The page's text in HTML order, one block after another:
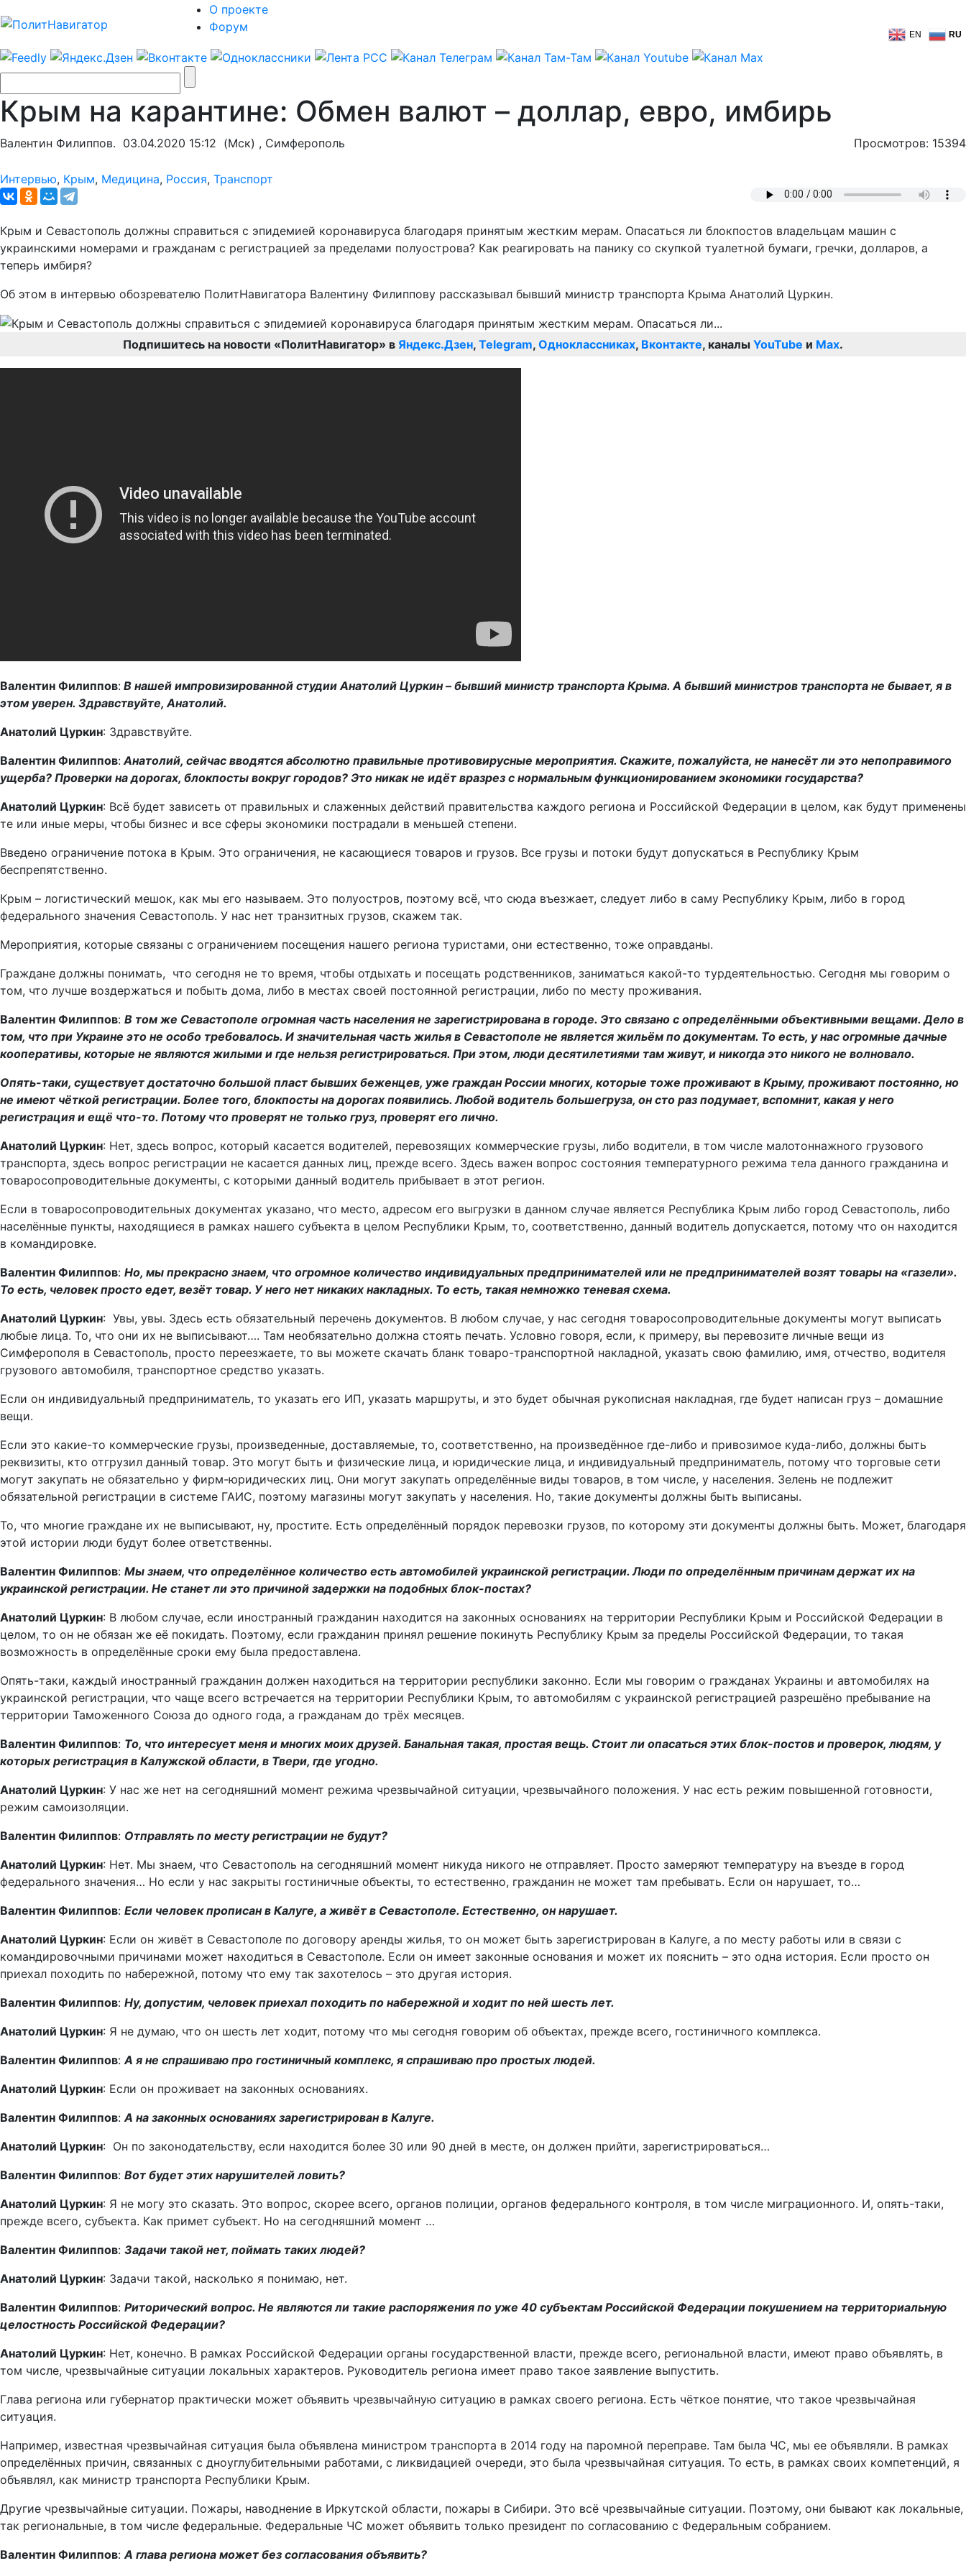
О проекте
Форум
EN RU
Крым на карантине: Обмен валют – доллар, евро, имбирь
Валентин Филиппов. 03.04.2020 15:12 (Мск) , Симферополь Просмотров: 15394
Интервью, Крым, Медицина, Россия, Транспорт
Крым и Севастополь должны справиться с эпидемией коронавируса благодаря принятым жестким мерам. Опасаться ли блокпостов владельцам машин с
украинскими номерами и гражданам с регистрацией за пределами полуострова? Как реагировать на панику со скупкой туалетной бумаги, гречки, долларов, а
теперь имбиря?
Об этом в интервью обозревателю ПолитНавигатора Валентину Филиппову рассказывал бывший министр транспорта Крыма Анатолий Цуркин.
Подпишитесь на новости «ПолитНавигатор» в Яндекс.Дзен, Telegram, Одноклассниках, Вконтакте, каналы YouTube и Max.
Валентин Филиппов: В нашей импровизированной студии Анатолий Цуркин – бывший министр транспорта Крыма. А бывший министров транспорта не бывает, я в
этом уверен. Здравствуйте, Анатолий.
Анатолий Цуркин: Здравствуйте.
Валентин Филиппов:Анатолий, сейчас вводятся абсолютно правильные противовирусные мероприятия. Скажите, пожалуйста, не нанесёт ли это непоправимого
ущерба? Проверки на дорогах, блокпосты вокруг городов? Это никак не идёт вразрез с нормальным функционированием экономики государства?
Анатолий Цуркин: Всё будет зависеть от правильных и слаженных действий правительства каждого региона и Российской Федерации в целом, как будут применены
те или иные меры, чтобы бизнес и все сферы экономики пострадали в меньшей степени.
Введено ограничение потока в Крым. Это ограничения, не касающиеся товаров и грузов. Все грузы и потоки будут допускаться в Республику Крым
беспрепятственно.
Крым – логистический мешок, как мы его называем. Это полуостров, поэтому всё, что сюда въезжает, следует либо в саму Республику Крым, либо в город
федерального значения Севастополь. У нас нет транзитных грузов, скажем так.
Мероприятия, которые связаны с ограничением посещения нашего региона туристами, они естественно, тоже оправданы.
Граждане должны понимать, что сегодня не то время, чтобы отдыхать и посещать родственников, заниматься какой-то турдеятельностью. Сегодня мы говорим о
том, что лучше воздержаться и побыть дома, либо в местах своей постоянной регистрации, либо по месту проживания.
Валентин Филиппов: В том же Севастополе огромная часть населения не зарегистрирована в городе. Это связано с определёнными объективными вещами. Дело в
том, что при Украине это не особо требовалось. И значительная часть жилья в Севастополе не является жильём по документам. То есть, у нас огромные дачные
кооперативы, которые не являются жилыми и где нельзя регистрироваться. При этом, люди десятилетиями там живут, и никогда это никого не волновало.
Опять-таки, существует достаточно большой пласт бывших беженцев, уже граждан России многих, которые тоже проживают в Крыму, проживают постоянно, но
не имеют чёткой регистрации. Более того, блокпосты на дорогах появились. Любой водитель большегруза, он сто раз подумает, вспомнит, какая у него
регистрация и ещё что-то. Потому что проверят не только груз, проверят его лично.
Анатолий Цуркин: Нет, здесь вопрос, который касается водителей, перевозящих коммерческие грузы, либо водители, в том числе малотоннажного грузового
транспорта, здесь вопрос регистрации не касается данных лиц, прежде всего. Здесь важен вопрос состояния температурного режима тела данного гражданина и
товаросопроводительные документы, с которыми данный водитель прибывает в этот регион.
Если в товаросопроводительных документах указано, что место, адресом его выгрузки в данном случае является Республика Крым либо город Севастополь, либо
населённые пункты, находящиеся в рамках нашего субъекта в целом Республики Крым, то, соответственно, данный водитель допускается, потому что он находится
в командировке.
Валентин Филиппов: Но, мы прекрасно знаем, что огромное количество индивидуальных предпринимателей или не предпринимателей возят товары на «газели».
То есть, человек просто едет, везёт товар. У него нет никаких накладных. То есть, такая немножко теневая схема.
Анатолий Цуркин: Увы, увы. Здесь есть обязательный перечень документов. В любом случае, у нас сегодня товаросопроводительные документы могут выписать
любые лица. То, что они их не выписывают…. Там необязательно должна стоять печать. Условно говоря, если, к примеру, вы перевозите личные вещи из
Симферополя в Севастополь, просто переезжаете, то вы можете скачать бланк товаро-транспортной накладной, указать свою фамилию, имя, отчество, водителя
грузового автомобиля, транспортное средство указать.
Если он индивидуальный предприниматель, то указать его ИП, указать маршруты, и это будет обычная рукописная накладная, где будет написан груз – домашние
вещи.
Если это какие-то коммерческие грузы, произведенные, доставляемые, то, соответственно, на произведённое где-либо и привозимое куда-либо, должны быть
реквизиты, кто отгрузил данный товар. Это могут быть и физические лица, и юридические лица, и индивидуальный предприниматель, потому что торговые сети
могут закупать не обязательно у фирм-юридических лиц. Они могут закупать определённые виды товаров, в том числе, у населения. Зелень не подлежит
обязательной регистрации в системе ГАИС, поэтому магазины могут закупать у населения. Но, такие документы должны быть выписаны.
То, что многие граждане их не выписывают, ну, простите. Есть определённый порядок перевозки грузов, по которому эти документы должны быть. Может, благодаря
этой истории люди будут более ответственны.
Валентин Филиппов: Мы знаем, что определённое количество есть автомобилей украинской регистрации. Люди по определённым причинам держат их на
украинской регистрации. Не станет ли это причиной задержки на подобных блок-постах?
Анатолий Цуркин: В любом случае, если иностранный гражданин находится на законных основаниях на территории Республики Крым и Российской Федерации в
целом, то он не обязан же её покидать. Поэтому, если гражданин принял решение покинуть Республику Крым за пределы Российской Федерации, то такая
возможность в определённые сроки ему была предоставлена.
Опять-таки, каждый иностранный гражданин должен находиться на территории республики законно. Если мы говорим о гражданах Украины и автомобилях на
украинской регистрации, что чаще всего встречается на территории Республики Крым, то автомобилям с украинской регистрацией разрешёно пребывание на
территории Таможенного Союза до одного года, а гражданам до трёх месяцев.
Валентин Филиппов: То, что интересует меня и многих моих друзей. Банальная такая, простая вещь. Стоит ли опасаться этих блок-постов и проверок, людям, у
которых регистрация в Калужской области, в Твери, где угодно.
Анатолий Цуркин: У нас же нет на сегодняшний момент режима чрезвычайной ситуации, чрезвычайного положения. У нас есть режим повышенной готовности,
режим самоизоляции.
Валентин Филиппов: Отправлять по месту регистрации не будут?
Анатолий Цуркин: Нет. Мы знаем, что Севастополь на сегодняшний момент никуда никого не отправляет. Просто замеряют температуру на въезде в город
федерального значения… Но если у нас закрыты гостиничные объекты, то естественно, гражданин не может там пребывать. Если он нарушает, то…
Валентин Филиппов: Если человек прописан в Калуге, а живёт в Севастополе. Естественно, он нарушает.
Анатолий Цуркин: Если он живёт в Севастополе по договору аренды жилья, то он может быть зарегистрирован в Калуге, а по месту работы или в связи с
командировочными причинами может находиться в Севастополе. Если он имеет законные основания и может их пояснить – это одна история. Если просто он
приехал походить по набережной, потому что ему так захотелось – это другая история.
Валентин Филиппов: Ну, допустим, человек приехал походить по набережной и ходит по ней шесть лет.
Анатолий Цуркин: Я не думаю, что он шесть лет ходит, потому что мы сегодня говорим об объектах, прежде всего, гостиничного комплекса.
Валентин Филиппов:А я не спрашиваю про гостиничный комплекс, я спрашиваю про простых людей.
Анатолий Цуркин: Если он проживает на законных основаниях.
Валентин Филиппов:А на законных основаниях зарегистрирован в Калуге.
Анатолий Цуркин: Он по законодательству, если находится более 30 или 90 дней в месте, он должен прийти, зарегистрироваться…
Валентин Филиппов: Вот будет этих нарушителей ловить?
Анатолий Цуркин: Я не могу это сказать. Это вопрос, скорее всего, органов полиции, органов федерального контроля, в том числе миграционного. И, опять-таки,
прежде всего, субъекта. Как примет субъект. Но на сегодняшний момент …
Валентин Филиппов: Задачи такой нет, поймать таких людей?
Анатолий Цуркин: Задачи такой, насколько я понимаю, нет.
Валентин Филиппов: Риторический вопрос. Не являются ли такие распоряжения по уже 40 субъектам Российской Федерации покушением на территориальную
целостность Российской Федерации?
Анатолий Цуркин: Нет, конечно. В рамках Российской Федерации органы государственной власти, прежде всего, региональной власти, имеют право объявлять, в
том числе, чрезвычайные ситуации локальных характеров. Руководитель региона имеет право такое заявление выпустить.
Глава региона или губернатор практически может объявить чрезвычайную ситуацию в рамках своего региона. Есть чёткое понятие, что такое чрезвычайная
ситуация.
Например, известная чрезвычайная ситуация была объявлена министром транспорта в 2014 году на паромной переправе. Там была ЧС, мы ее объявляли. В рамках
определённых причин, связанных с дноуглубительными работами, с ликвидацией очереди, это была чрезвычайная ситуация. То есть, в рамках своих компетенций, я
объявлял, как министр транспорта Республики Крым.
Другие чрезвычайные ситуации. Пожары, наводнение в Иркутской области, пожары в Сибири. Это всё чрезвычайные ситуации. Поэтому, они бывают как локальные,
так региональные, в том числе федеральные. Федеральные ЧС может объявить только президент по согласованию с Федеральным собранием.
Валентин Филиппов:А глава региона может без согласования объявить?